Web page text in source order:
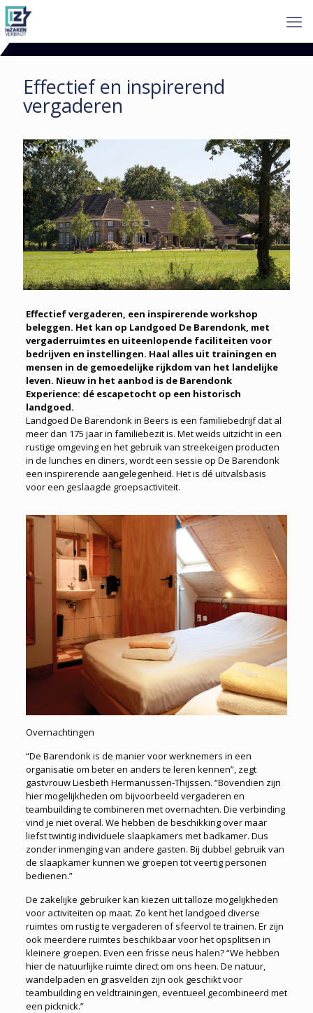
Effectief en inspirerend
vergaderen
Effectief vergaderen, een inspirerende workshop
beleggen. Het kan op Landgoed De Barendonk, met
vergaderruimtes en uiteenlopende faciliteiten voor
bedrijven en instellingen. Haal alles uit trainingen en
mensen in de gemoedelijke rijkdom van het landelijke
leven. Nieuw in het aanbod is de Barendonk
Experience: dé escapetocht op een historisch
landgoed.
Landgoed De Barendonk in Beers is een familiebedrijf dat al
meer dan 175 jaar in familiebezit is. Met weids uitzicht in een
rustige omgeving en het gebruik van streekeigen producten
in de lunches en diners, wordt een sessie op De Barendonk
een inspirerende aangelegenheid. Het is dé uitvalsbasis
voor een geslaagde groepsactiviteit.
Overnachtingen
“De Barendonk is de manier voor werknemers in een
organisatie om beter en anders te leren kennen”, zegt
gastvrouw Liesbeth Hermanussen-Thijssen. “Bovendien zijn
hier mogelijkheden om bijvoorbeeld vergaderen en
teambuilding te combineren met overnachten. Die verbinding
vind je niet overal. We hebben de beschikking over maar
liefst twintig individuele slaapkamers met badkamer. Dus
zonder inmenging van andere gasten. Bij dubbel gebruik van
de slaapkamer kunnen we groepen tot veertig personen
bedienen.”
De zakelijke gebruiker kan kiezen uit talloze mogelijkheden
voor activiteiten op maat. Zo kent het landgoed diverse
ruimtes om rustig te vergaderen of sfeervol te trainen. Er zijn
ook meerdere ruimtes beschikbaar voor het opsplitsen in
kleinere groepen. Even een frisse neus halen? “We hebben
hier de natuurlijke ruimte direct om ons heen. De natuur,
wandel­paden en grasvelden zijn ook geschikt voor
teambuilding en veldtrainingen, eventueel gecombineerd met
een picknick.”